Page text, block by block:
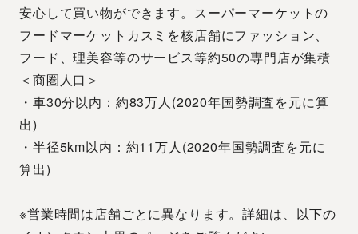
安心して買い物ができます。スーパーマーケットの
フードマーケットカスミを核店舗にファッション、
フード、理美容等のサービス等約50の専門店が集積
＜商圏人口＞
・車30分以内：約83万人(2020年国勢調査を元に算
出)
・半径5km以内：約11万人(2020年国勢調査を元に
算出)
※営業時間は店舗ごとに異なります。詳細は、以下の